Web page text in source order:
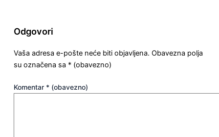
Odgovori
Vaša adresa e-pošte neće biti objavljena. Obavezna polja
su označena sa * (obavezno)
Komentar * (obavezno)